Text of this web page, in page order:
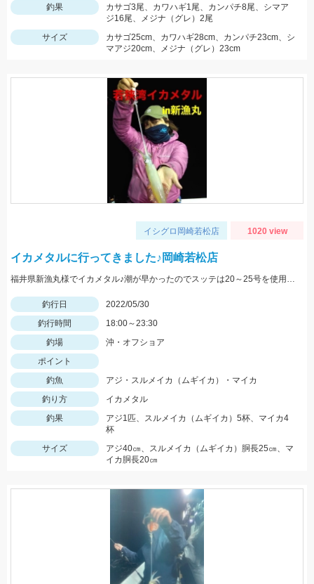
釣果
カサゴ3尾、カワハギ1尾、カンパチ8尾、シマア
ジ16尾、メジナ（グレ）2尾
サイズ
カサゴ25cm、カワハギ28cm、カンパチ23cm、シ
マアジ20cm、メジナ（グレ）23cm
イシグロ岡崎若松店 1020 view
イカメタルに行ってきました♪岡崎若松店
福井県新漁丸様でイカメタル♪潮が早かったのでスッテは20～25号を使用。カラーは明るめが良かったです。
釣行日
2022/05/30
釣行時間
18:00～23:30
釣場
沖・オフショア
ポイント
釣魚
アジ・スルメイカ（ムギイカ）・マイカ
釣り方
イカメタル
釣果
アジ1匹、スルメイカ（ムギイカ）5杯、マイカ4
杯
サイズ
アジ40㎝、スルメイカ（ムギイカ）胴長25㎝、マ
イカ胴長20㎝